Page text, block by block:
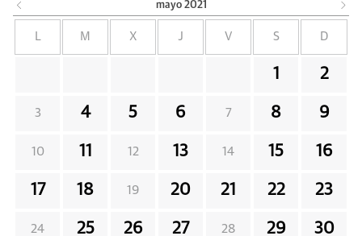
mayo 2021
L M X J V S D
1 2
3 4 5 6 7 8 9
10 11 12 13 14 15 16
17 18 19 20 21 22 23
24 25 26 27 28 29 30